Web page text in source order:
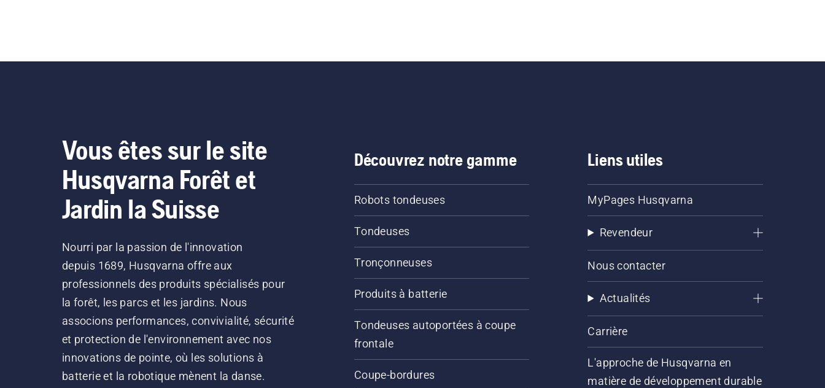
Vous êtes sur le site
Husqvarna Forêt et
Jardin la Suisse
Nourri par la passion de l'innovation
depuis 1689, Husqvarna offre aux
professionnels des produits spécialisés pour
la forêt, les parcs et les jardins. Nous
associons performances, convivialité, sécurité
et protection de l'environnement avec nos
innovations de pointe, où les solutions à
batterie et la robotique mènent la danse.
Découvrez notre gamme
Robots tondeuses
Tondeuses
Tronçonneuses
Produits à batterie
Tondeuses autoportées à coupe
frontale
Coupe-bordures
Liens utiles
MyPages Husqvarna
Revendeur
Nous contacter
Actualités
Carrière
L'approche de Husqvarna en
matière de développement durable